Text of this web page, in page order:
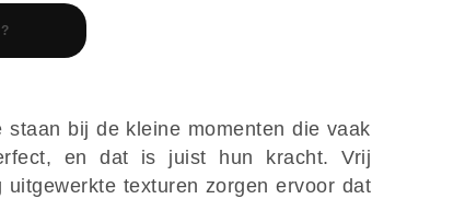
bij de kleine momenten die vaak
en dat is juist hun kracht. Vrij
texturen zorgen ervoor dat